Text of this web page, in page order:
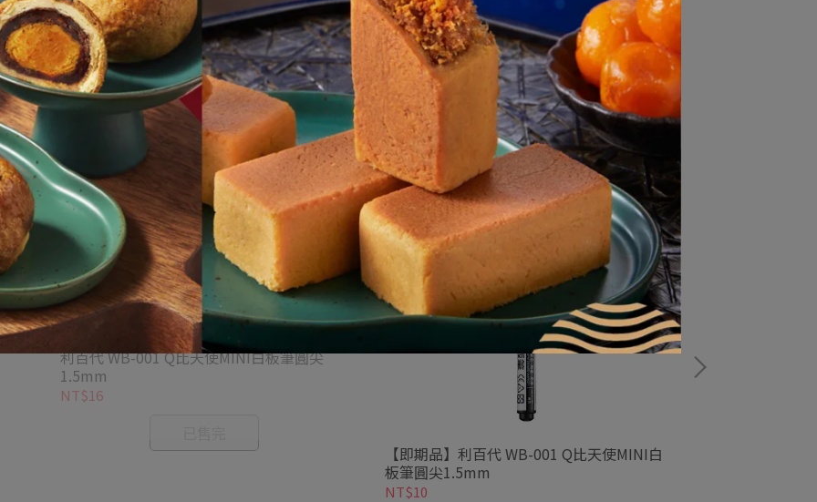
利百代 WB-001 Q比天使MINI白板筆圓尖
1.5mm
NT$16
【即期品】利百代 WB-001 Q比天使MINI白
板筆圓尖1.5mm
NT$10